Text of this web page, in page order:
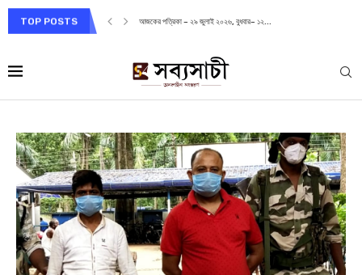
TOP POSTS আজকের পত্রিকা – ২৯ জুলাই ২০২৬, বুধবার– ১২...